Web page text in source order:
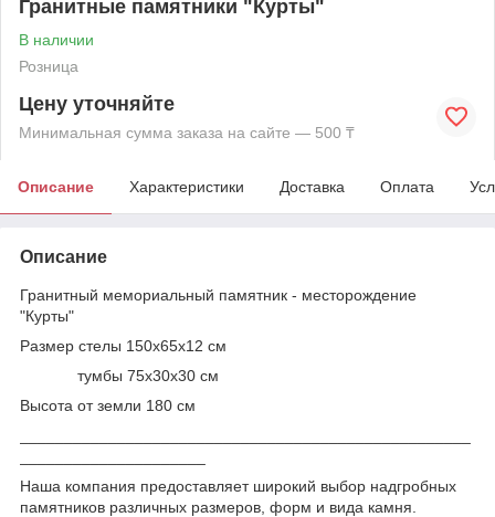
Гранитные памятники "Курты"
В наличии
Розница
Цену уточняйте
Минимальная сумма заказа на сайте — 500 ₸
Описание Характеристики Доставка Оплата
Описание
Гранитный мемориальный памятник - месторождение
"Курты"
Размер стелы 150х65х12 см
тумбы 75х30х30 см
Высота от земли 180 см
Наша компания предоставляет широкий выбор надгробных
памятников различных размеров, форм и вида камня.